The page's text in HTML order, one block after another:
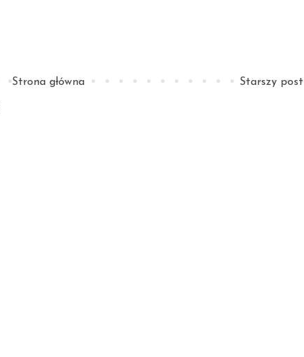
Starszy post
Strona główna